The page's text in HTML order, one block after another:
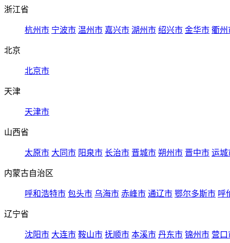
浙江省
杭州市 宁波市 温州市 嘉兴市 湖州市 绍兴市 金华市 衢州
北京
北京市
天津
天津市
山西省
太原市 大同市 阳泉市 长治市 晋城市 朔州市 晋中市 运城
内蒙古自治区
呼和浩特市 包头市 乌海市 赤峰市 通辽市 鄂尔多斯市 呼
辽宁省
沈阳市 大连市 鞍山市 抚顺市 本溪市 丹东市 锦州市 营口